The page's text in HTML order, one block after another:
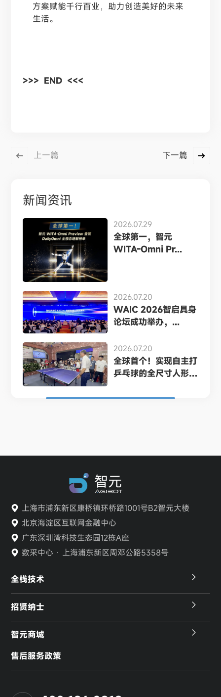
方案赋能千行百业，助力创造美好的未来
生活。
>>> END <<<
上一篇 下一篇
新闻资讯
2026.07.29
全球第一，智元
WITA-Omni Pr...
2026.07.20
WAIC 2026智启具身
论坛成功举办，...
2026.07.20
全球首个！实现自主打
乒乓球的全尺寸人形
上海市浦东新区康桥镇环桥路1001号B2智元大楼
北京海淀区互联网金融中心
广东深圳湾科技生态园12栋A座
数采中心 · 上海浦东新区周邓公路5358号
全栈技术
智元商城
售后服务政策
招贤纳士